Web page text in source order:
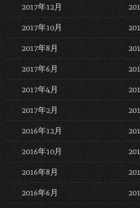
2017年12月
2017年10月
2017年8月
2017年6月
2017年4月
2017年2月
2016年12月
2016年10月
2016年8月
2016年6月